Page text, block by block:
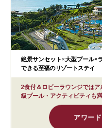
絶景サンセット×大型プール×
できる至福のリゾートステイ
2食付＆ロビーラウンジでは
級プール・アクティビティも
アワー